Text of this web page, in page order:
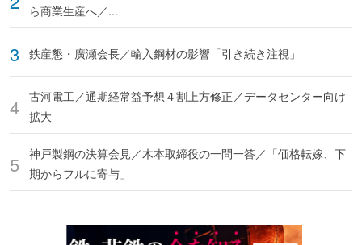
ら商業生産へ／...
鉄産懇・廣瀬会長／輸入鋼材の影響「引き続き注視」
古河電工／通期経常益予想４割上方修正／データセンター向け
拡大
神戸製鋼の決算会見／木本取締役の一問一答／「価格転嫁、下
期からフルに寄与」